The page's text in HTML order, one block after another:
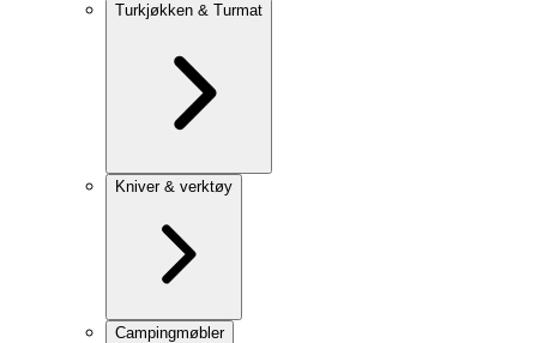
Turkjøkken & Turmat
Kniver & verktøy
Campingmøbler